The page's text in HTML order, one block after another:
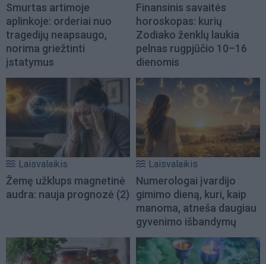
Smurtas artimoje
aplinkoje: orderiai nuo
tragedijų neapsaugo,
norima griežtinti
įstatymus
Finansinis savaitės
horoskopas: kurių
Zodiako ženklų laukia
pelnas rugpjūčio 10–16
dienomis
Laisvalaikis
Žemę užklups magnetinė
audra: nauja prognozė (2)
Laisvalaikis
Numerologai įvardijo
gimimo dieną, kuri, kaip
manoma, atneša daugiau
gyvenimo išbandymų